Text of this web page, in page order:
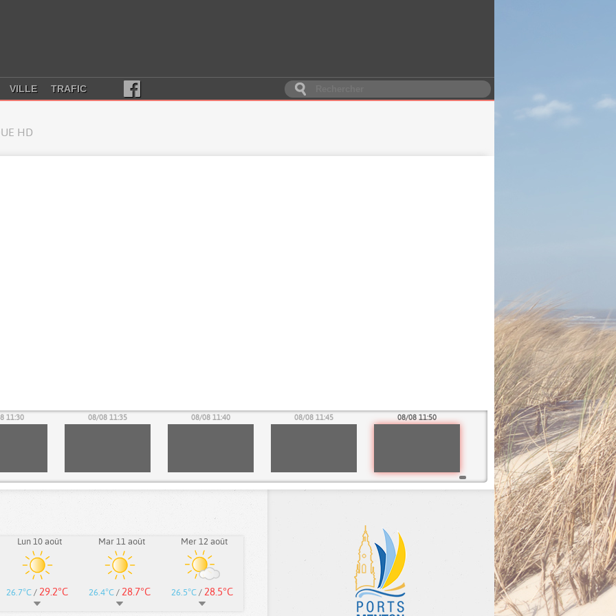
VILLE TRAFIC
HD
11:30 08/08 11:35 08/08 11:40 08/08 11:45 08/08 11:50
Lun 10 août
26.7°C / 29.2°C
Mar 11 août
26.4°C / 28.7°C
Mer 12 août
26.5°C / 28.5°C